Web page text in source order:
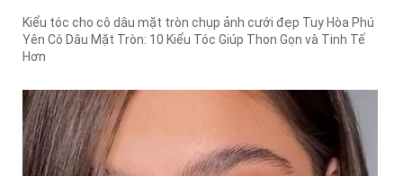
Kiểu tóc cho cô dâu mặt tròn chụp ảnh cưới đẹp Tuy Hòa Phú
Yên Cô Dâu Mặt Tròn: 10 Kiểu Tóc Giúp Thon Gọn và Tinh Tế
Hơn